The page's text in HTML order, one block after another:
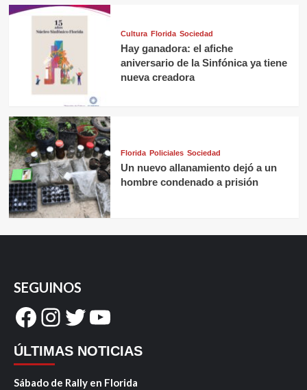
Cultura Florida Sociedad
Hay ganadora: el afiche
aniversario de la Sinfónica ya tiene
nueva creadora
Florida Policiales Sociedad
Un nuevo allanamiento dejó a un
hombre condenado a prisión
SEGUINOS
Facebook
Instagram
Twitter
YouTube
ÚLTIMAS NOTICIAS
Sábado de Rally en Florida